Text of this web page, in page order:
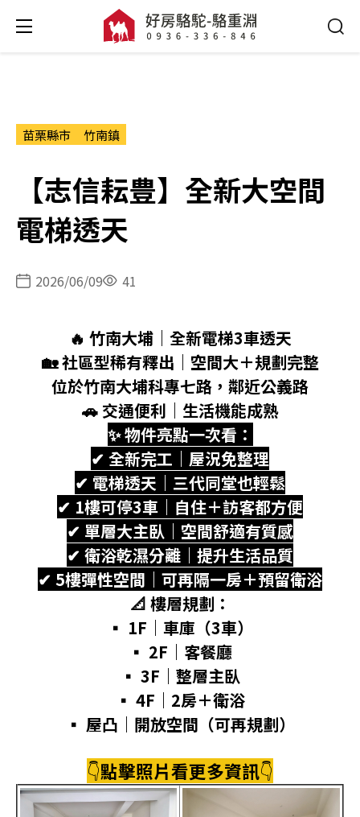
苗栗縣市 竹南鎮
【志信耘豊】全新大空間
電梯透天
2026/06/09 41
🔥 竹南大埔｜全新電梯3車透天
🏡 社區型稀有釋出｜空間大＋規劃完整
位於竹南大埔科專七路，鄰近公義路
🚗 交通便利｜生活機能成熟
✨ 物件亮點一次看：
✔ 全新完工｜屋況免整理
✔ 電梯透天｜三代同堂也輕鬆
✔ 1樓可停3車｜自住＋訪客都方便
✔ 單層大主臥｜空間舒適有質感
✔ 衛浴乾濕分離｜提升生活品質
✔ 5樓彈性空間｜可再隔一房＋預留衛浴
📐 樓層規劃：
▪ 1F｜車庫（3車）
▪ 2F｜客餐廳
▪ 3F｜整層主臥
▪ 4F｜2房＋衛浴
▪ 屋凸｜開放空間（可再規劃）
👇點擊照片看更多資訊👇